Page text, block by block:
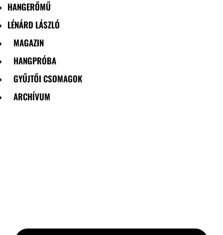
HANGERŐMŰ
LÉNÁRD LÁSZLÓ
MAGAZIN
HANGPRÓBA
GYŰJTŐI CSOMAGOK
ARCHÍVUM